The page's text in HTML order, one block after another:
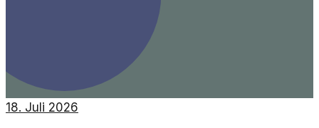
18. Juli 2026